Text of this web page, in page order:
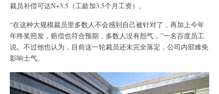
裁员补偿可达N+3.5（工龄加3.5个月工资）。
“在这种大规模裁员里多数人不会感到自己被针对了，再加上今年
年终奖照发，赔偿也符合预期，多数人没有怨气，”一名百度员工
说。不过他也认为，目前这一轮裁员还未完全落定，公司内部难免
影响士气。